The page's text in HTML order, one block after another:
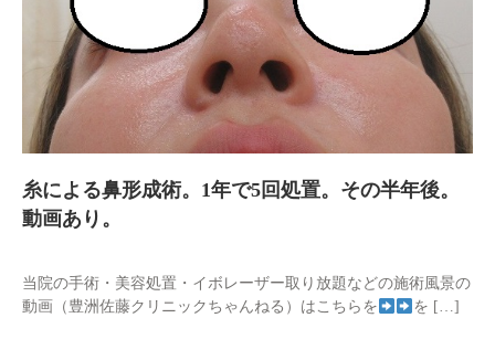
糸による鼻形成術。1年で5回処置。その半年後。
動画あり。
当院の手術・美容処置・イボレーザー取り放題などの施術風景の
動画（豊洲佐藤クリニックちゃんねる）はこちらを
を […]